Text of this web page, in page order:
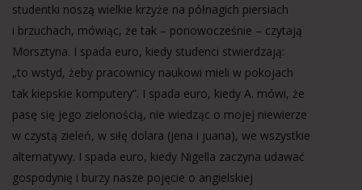
studentki noszą wielkie krzyże na półnagich piersiach
i brzuchach, mówiąc, że tak – ponowocześnie – czytają
Morsztyna. I spada euro, kiedy studenci stwierdzają:
„to wstyd, żeby pracownicy naukowi mieli w pokojach
tak kiepskie komputery”. I spada euro, kiedy A. mówi, że
pasę się jego zielonością, nie wiedząc o mojej niewierze
w czystą zieleń, w siłę dolara (jena i juana), we wszystkie
alternatywy. I spada euro, kiedy Nigella zaczyna udawać
gospodynię i burzy nasze pojęcie o angielskiej